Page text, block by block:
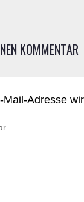
KOMMENTAR
Mail-Adresse